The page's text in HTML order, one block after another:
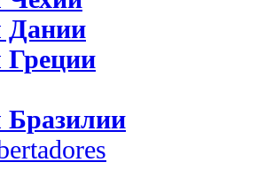
Дании
Греции
Бразилии